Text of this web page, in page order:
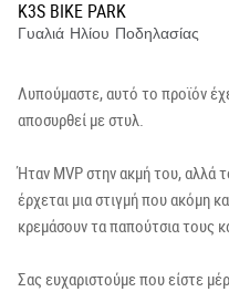
K3S BIKE PARK
Γυαλιά Ηλίου Ποδηλασίας
Λυπούμαστε, αυτό το προϊόν
αποσυρθεί με στυλ.
Ήταν MVP στην ακμή του, αλλά
έρχεται μια στιγμή που ακόμη
κρεμάσουν τα παπούτσια τους
Σας ευχαριστούμε που είστε